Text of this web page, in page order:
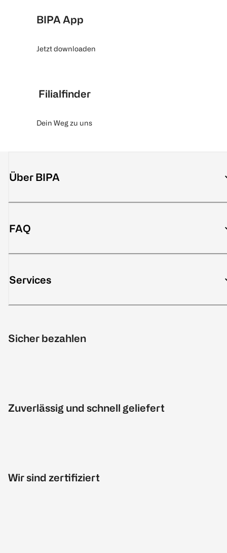
BIPA App
Jetzt downloaden
Filialfinder
Dein Weg zu uns
Über BIPA
FAQ
Services
Sicher bezahlen
Zuverlässig und schnell geliefert
Wir sind zertifiziert